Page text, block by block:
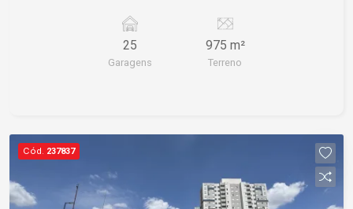
proporcionando conforto e praticidade para
clientes e funcionários. Para mais informações,
25
Garagens
975 m²
Terreno
Cód. 237837